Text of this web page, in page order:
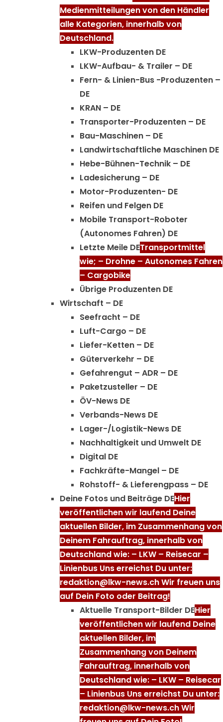
Medienmitteilungen von den Händler
alle Kategorien, innerhalb von
Deutschland.
LKW-Produzenten DE
LKW-Aufbau- & Trailer – DE
Fern- & Linien-Bus -Produzenten –
DE
KRAN – DE
Transporter-Produzenten – DE
Bau-Maschinen – DE
Landwirtschaftliche Maschinen DE
Hebe-Bühnen-Technik – DE
Ladesicherung – DE
Motor-Produzenten- DE
Reifen und Felgen DE
Mobile Transport-Roboter
(Autonomes Fahren) DE
Letzte Meile DETransportmittel
wie; – Drohne – Autonomes Fahren
– Cargobike
Übrige Produzenten DE
Wirtschaft – DE
Seefracht – DE
Luft-Cargo – DE
Liefer-Ketten – DE
Güterverkehr – DE
Gefahrengut – ADR – DE
Paketzusteller – DE
ÖV-News DE
Verbands-News DE
Lager-/Logistik-News DE
Nachhaltigkeit und Umwelt DE
Digital DE
Fachkräfte-Mangel – DE
Rohstoff- & Lieferengpass – DE
Deine Fotos und Beiträge DEHier
veröffentlichen wir laufend Deine
aktuellen Bilder, im Zusammenhang von
Deinem Fahrauftrag, innerhalb von
Deutschland wie: – LKW – Reisecar –
Linienbus Uns erreichst Du unter:
redaktion@lkw-news.ch Wir freuen uns
auf Dein Foto oder Beitrag!
Aktuelle Transport-Bilder DEHier
veröffentlichen wir laufend Deine
aktuellen Bilder, im
Zusammenhang von Deinem
Fahrauftrag, innerhalb von
Deutschland wie: – LKW – Reisecar
– Linienbus Uns erreichst Du unter:
redaktion@lkw-news.ch Wir